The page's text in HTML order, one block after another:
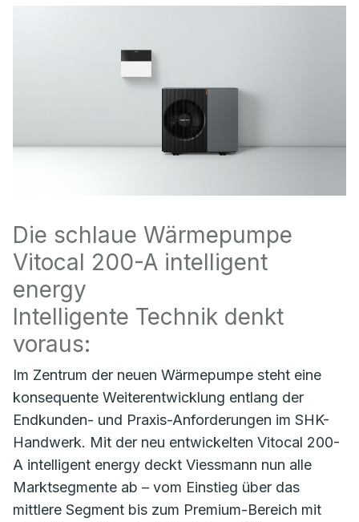
Die schlaue Wärmepumpe
Vitocal 200-A intelligent
energy
Intelligente Technik denkt
voraus:
Im Zentrum der neuen Wärmepumpe steht eine
konsequente Weiterentwicklung entlang der
Endkunden- und Praxis-Anforderungen im SHK-
Handwerk. Mit der neu entwickelten Vitocal 200-
A intelligent energy deckt Viessmann nun alle
Marktsegmente ab – vom Einstieg über das
mittlere Segment bis zum Premium-Bereich mit